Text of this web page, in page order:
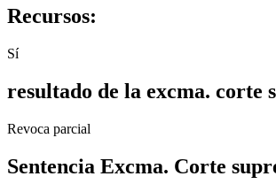
Recursos:
Sí
resultado de la excma. corte
Revoca parcial
Sentencia Excma. Corte